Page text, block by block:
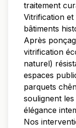
traitement
Vitrification
bâtiments
Après
vitrification
naturel)
espaces
parquets
soulignent
élégance
Nos